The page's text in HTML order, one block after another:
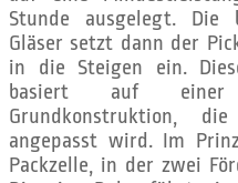
Stunde ausgelegt.
Gläser setzt dann der
in die Steigen ein.
basiert auf einer
Grundkonstruktion,
angepasst wird. Im
Packzelle, in der zwei